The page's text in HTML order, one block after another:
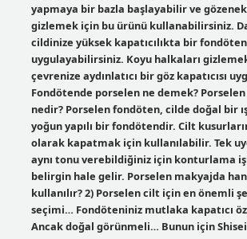
yapmaya bir bazla başlayabilir ve
gizlemek için bu ürünü kullanabilirsiniz.
cildinize yüksek kapatıcılıkta bir fondöten
uygulayabilirsiniz. Koyu halkaları
çevrenize aydınlatıcı bir göz kapatıcısı
Fondötende porselen ne demek?
nedir? Porselen fondöten, cilde doğal bir
yoğun yapılı bir fondötendir. Cilt
olarak kapatmak için kullanılabilir. Tek
aynı tonu verebildiğiniz için konturlama
belirgin hale gelir. Porselen makyajda
kullanılır? 2) Porselen cilt için en önemli
seçimi… Fondöteniniz mutlaka kapatıcı
Ancak doğal görünmeli… Bunun için